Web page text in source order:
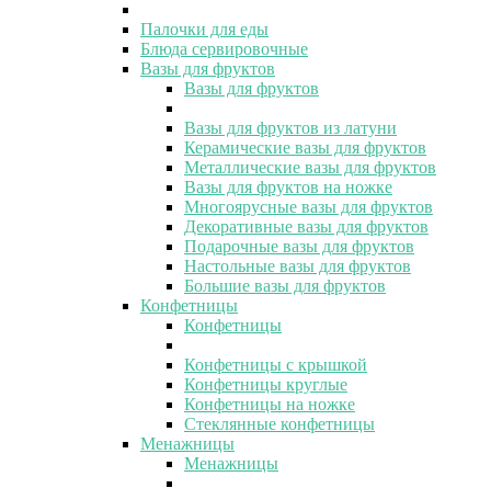
Палочки для еды
Блюда сервировочные
Вазы для фруктов
Вазы для фруктов
Вазы для фруктов из латуни
Керамические вазы для фруктов
Металлические вазы для фруктов
Вазы для фруктов на ножке
Многоярусные вазы для фруктов
Декоративные вазы для фруктов
Подарочные вазы для фруктов
Настольные вазы для фруктов
Большие вазы для фруктов
Конфетницы
Конфетницы
Конфетницы с крышкой
Конфетницы круглые
Конфетницы на ножке
Стеклянные конфетницы
Менажницы
Менажницы